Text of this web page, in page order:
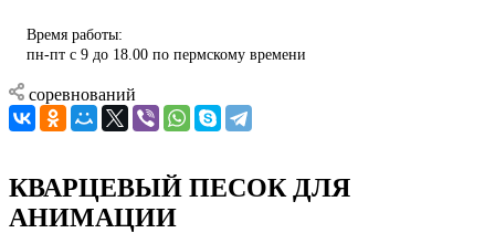
Время работы:
пн-пт с 9 до 18.00 по пермскому времени
соревнований
КВАРЦЕВЫЙ ПЕСОК ДЛЯ
АНИМАЦИИ